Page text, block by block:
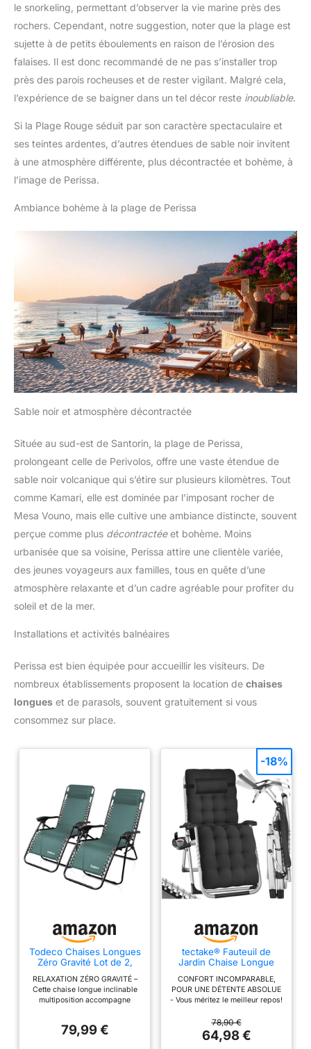
le snorkeling, permettant d’observer la vie marine près des
rochers. Cependant, notre suggestion, noter que la plage est
sujette à de petits éboulements en raison de l’érosion des
falaises. Il est donc recommandé de ne pas s’installer trop
près des parois rocheuses et de rester vigilant. Malgré cela,
l’expérience de se baigner dans un tel décor reste inoubliable.
Si la Plage Rouge séduit par son caractère spectaculaire et
ses teintes ardentes, d’autres étendues de sable noir invitent
à une atmosphère différente, plus décontractée et bohème, à
l’image de Perissa.
Ambiance bohème à la plage de Perissa
Sable noir et atmosphère décontractée
Située au sud-est de Santorin, la plage de Perissa,
prolongeant celle de Perivolos, offre une vaste étendue de
sable noir volcanique qui s’étire sur plusieurs kilomètres. Tout
comme Kamari, elle est dominée par l’imposant rocher de
Mesa Vouno, mais elle cultive une ambiance distincte, souvent
perçue comme plus décontractéeet bohème. Moins
urbanisée que sa voisine, Perissa attire une clientèle variée,
des jeunes voyageurs aux familles, tous en quête d’une
atmosphère relaxante et d’un cadre agréable pour profiter du
soleil et de la mer.
Installations et activités balnéaires
Perissa est bien équipée pour accueillir les visiteurs. De
nombreux établissements proposent la location de chaises
longues et de parasols, souvent gratuitement si vous
consommez sur place.
Todeco Chaises Longues
Zéro Gravité Lot de 2,
Fauteuils Relax de Jardin
Pliables en Textilène
Respirant avec Repose-
Tête, Dossier Inclinable
Soleil Terrasse Balcon
Piscine, Vert
RELAXATION ZÉRO GRAVITÉ –
Cette chaise longue inclinable
multiposition accompagne
à la sieste, afin de profiter d’un
79,99 €
tectake® Fauteuil de
Jardin Chaise Longue
Rembourrage, Repose
Pieds, Accoudoirs,
Appuie-tête Amovible
Structure en Acier époxy,
Mobilier
CONFORT INCOMPARABLE,
POUR UNE DÉTENTE ABSOLUE
- Vous méritez le meilleur repos!
extérieur, découvrez le luxe
d’un appui-tête et d’un
rembourrage extrêmement
78,90 €
64,98 €
-18%